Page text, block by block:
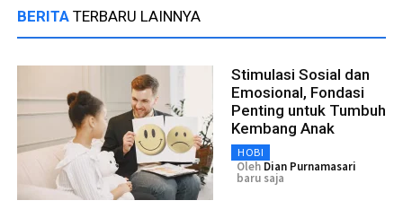
BERITA TERBARU LAINNYA
Stimulasi Sosial dan
Emosional, Fondasi
Penting untuk Tumbuh
Kembang Anak
HOBI
Oleh Dian Purnamasari
baru saja